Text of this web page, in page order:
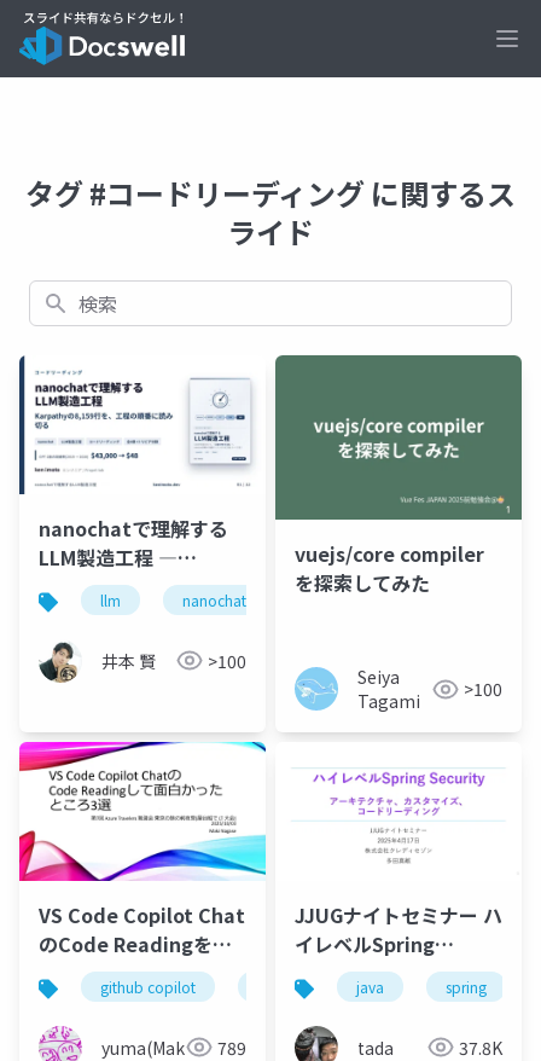
タグ #コードリーディング に関するス
ライド
検索
nanochatで理解する
LLM製造工程 ―
tokenizer訓練からチ
ャットCLIまで、
Karpathyの8,159行を
読み切る
llm nanochat
井本 賢 >100
vuejs/core compiler
を探索してみた
Seiya
Tagami
>100
VS Code Copilot Chat
のCode Readingをし
て面白かったところ3選
github copilot vscode mcp
yuma(Maki) 789
JJUGナイトセミナー ハ
イレベルSpring
Security
java spring
tada 37.8K